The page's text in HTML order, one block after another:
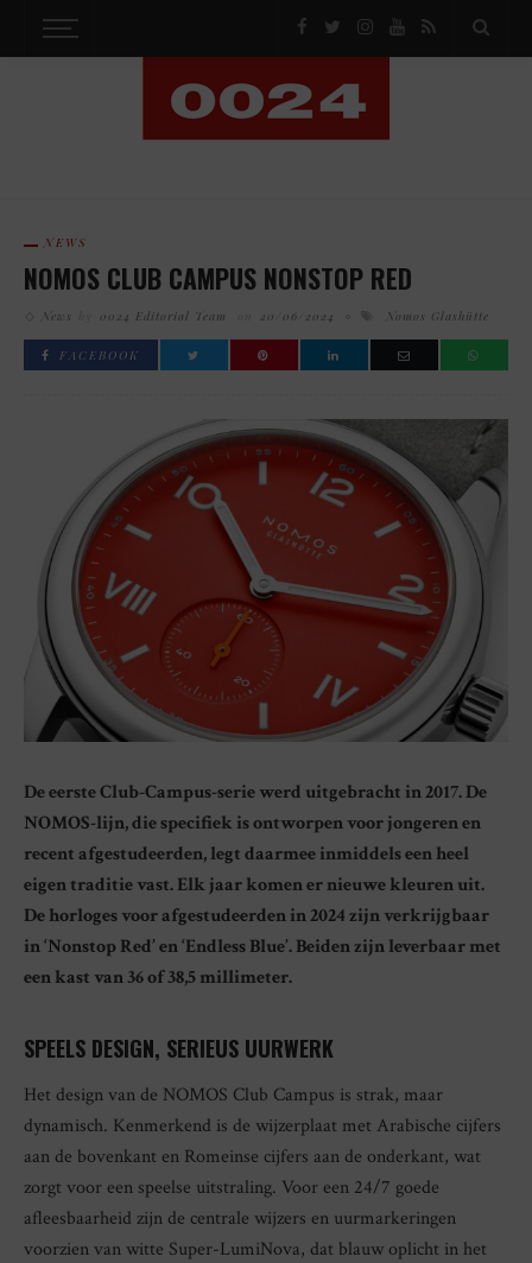
NEWS
NOMOS CLUB CAMPUS NONSTOP RED
News 0024 Editorial Team 20/06/2024 Nomos Glashütte
FACEBOOK
De eerste Club-Campus-serie werd uitgebracht in 2017. De
NOMOS-lijn, die specifiek is ontworpen voor jongeren en
recent afgestudeerden, legt daarmee inmiddels een heel
eigen traditie vast. Elk jaar komen er nieuwe kleuren uit.
De horloges voor afgestudeerden in 2024 zijn verkrijgbaar
in ‘Nonstop Red’ en ‘Endless Blue’. Beiden zijn leverbaar met
een kast van 36 of 38,5 millimeter.
SPEELS DESIGN, SERIEUS UURWERK
Het design van de NOMOS Club Campus is strak, maar
dynamisch. Kenmerkend is de wijzerplaat met Arabische cijfers
aan de bovenkant en Romeinse cijfers aan de onderkant, wat
zorgt voor een speelse uitstraling. Voor een 24/7 goede
afleesbaarheid zijn de centrale wijzers en uurmarkeringen
voorzien van witte Super-LumiNova, dat blauw oplicht in het